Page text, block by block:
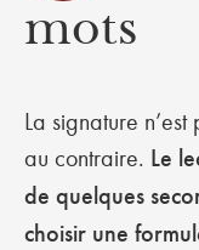
mots
La signature
au contraire. Le
de quelques
choisir une